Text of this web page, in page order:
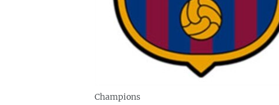
LA INVASIÓN DE RUSIA A UCRANIA
Champions